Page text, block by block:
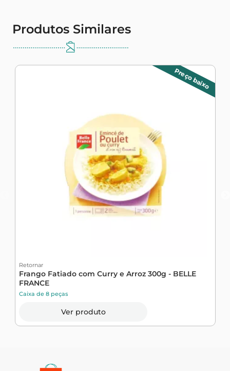
Produtos Similares
Preço baixo
Retornar
Frango Fatiado com Curry e Arroz 300g - BELLE
FRANCE
Caixa de 8 peças
Ver produto